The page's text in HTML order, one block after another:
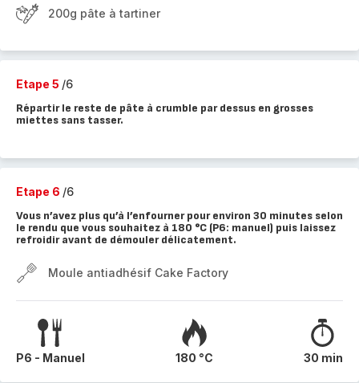
200g pâte à tartiner
Etape 5 /6
Répartir le reste de pâte à crumble par dessus en grosses
miettes sans tasser.
Etape 6 /6
Vous n’avez plus qu’à l’enfourner pour environ 30 minutes selon
le rendu que vous souhaitez à 180 °C (P6: manuel) puis laissez
refroidir avant de démouler délicatement.
Moule antiadhésif Cake Factory
P6 - Manuel 180 °C 30 min